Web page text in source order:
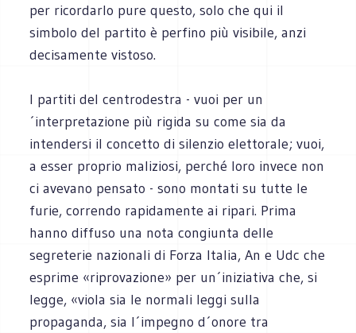
per ricordarlo pure questo, solo che qui il
simbolo del partito è perfino più visibile, anzi
decisamente vistoso.
I partiti del centrodestra - vuoi per un
´interpretazione più rigida su come sia da
intendersi il concetto di silenzio elettorale; vuoi,
a esser proprio maliziosi, perché loro invece non
ci avevano pensato - sono montati su tutte le
furie, correndo rapidamente ai ripari. Prima
hanno diffuso una nota congiunta delle
segreterie nazionali di Forza Italia, An e Udc che
esprime «riprovazione» per un´iniziativa che, si
legge, «viola sia le normali leggi sulla
propaganda, sia l´impegno d´onore tra